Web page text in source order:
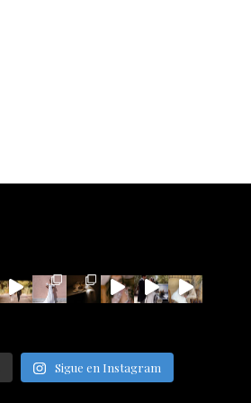
Sigue en Instagram